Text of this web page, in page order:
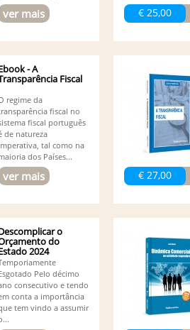
ver mais € 25,00
- A
Fiscal
regime da
fiscal no
fiscal português
de natureza
tal como na
dos Países...
ver mais € 27,00
o
do
2024
Pelo décimo
consecutivo e tendo
conta a importância
tem vindo a assumir